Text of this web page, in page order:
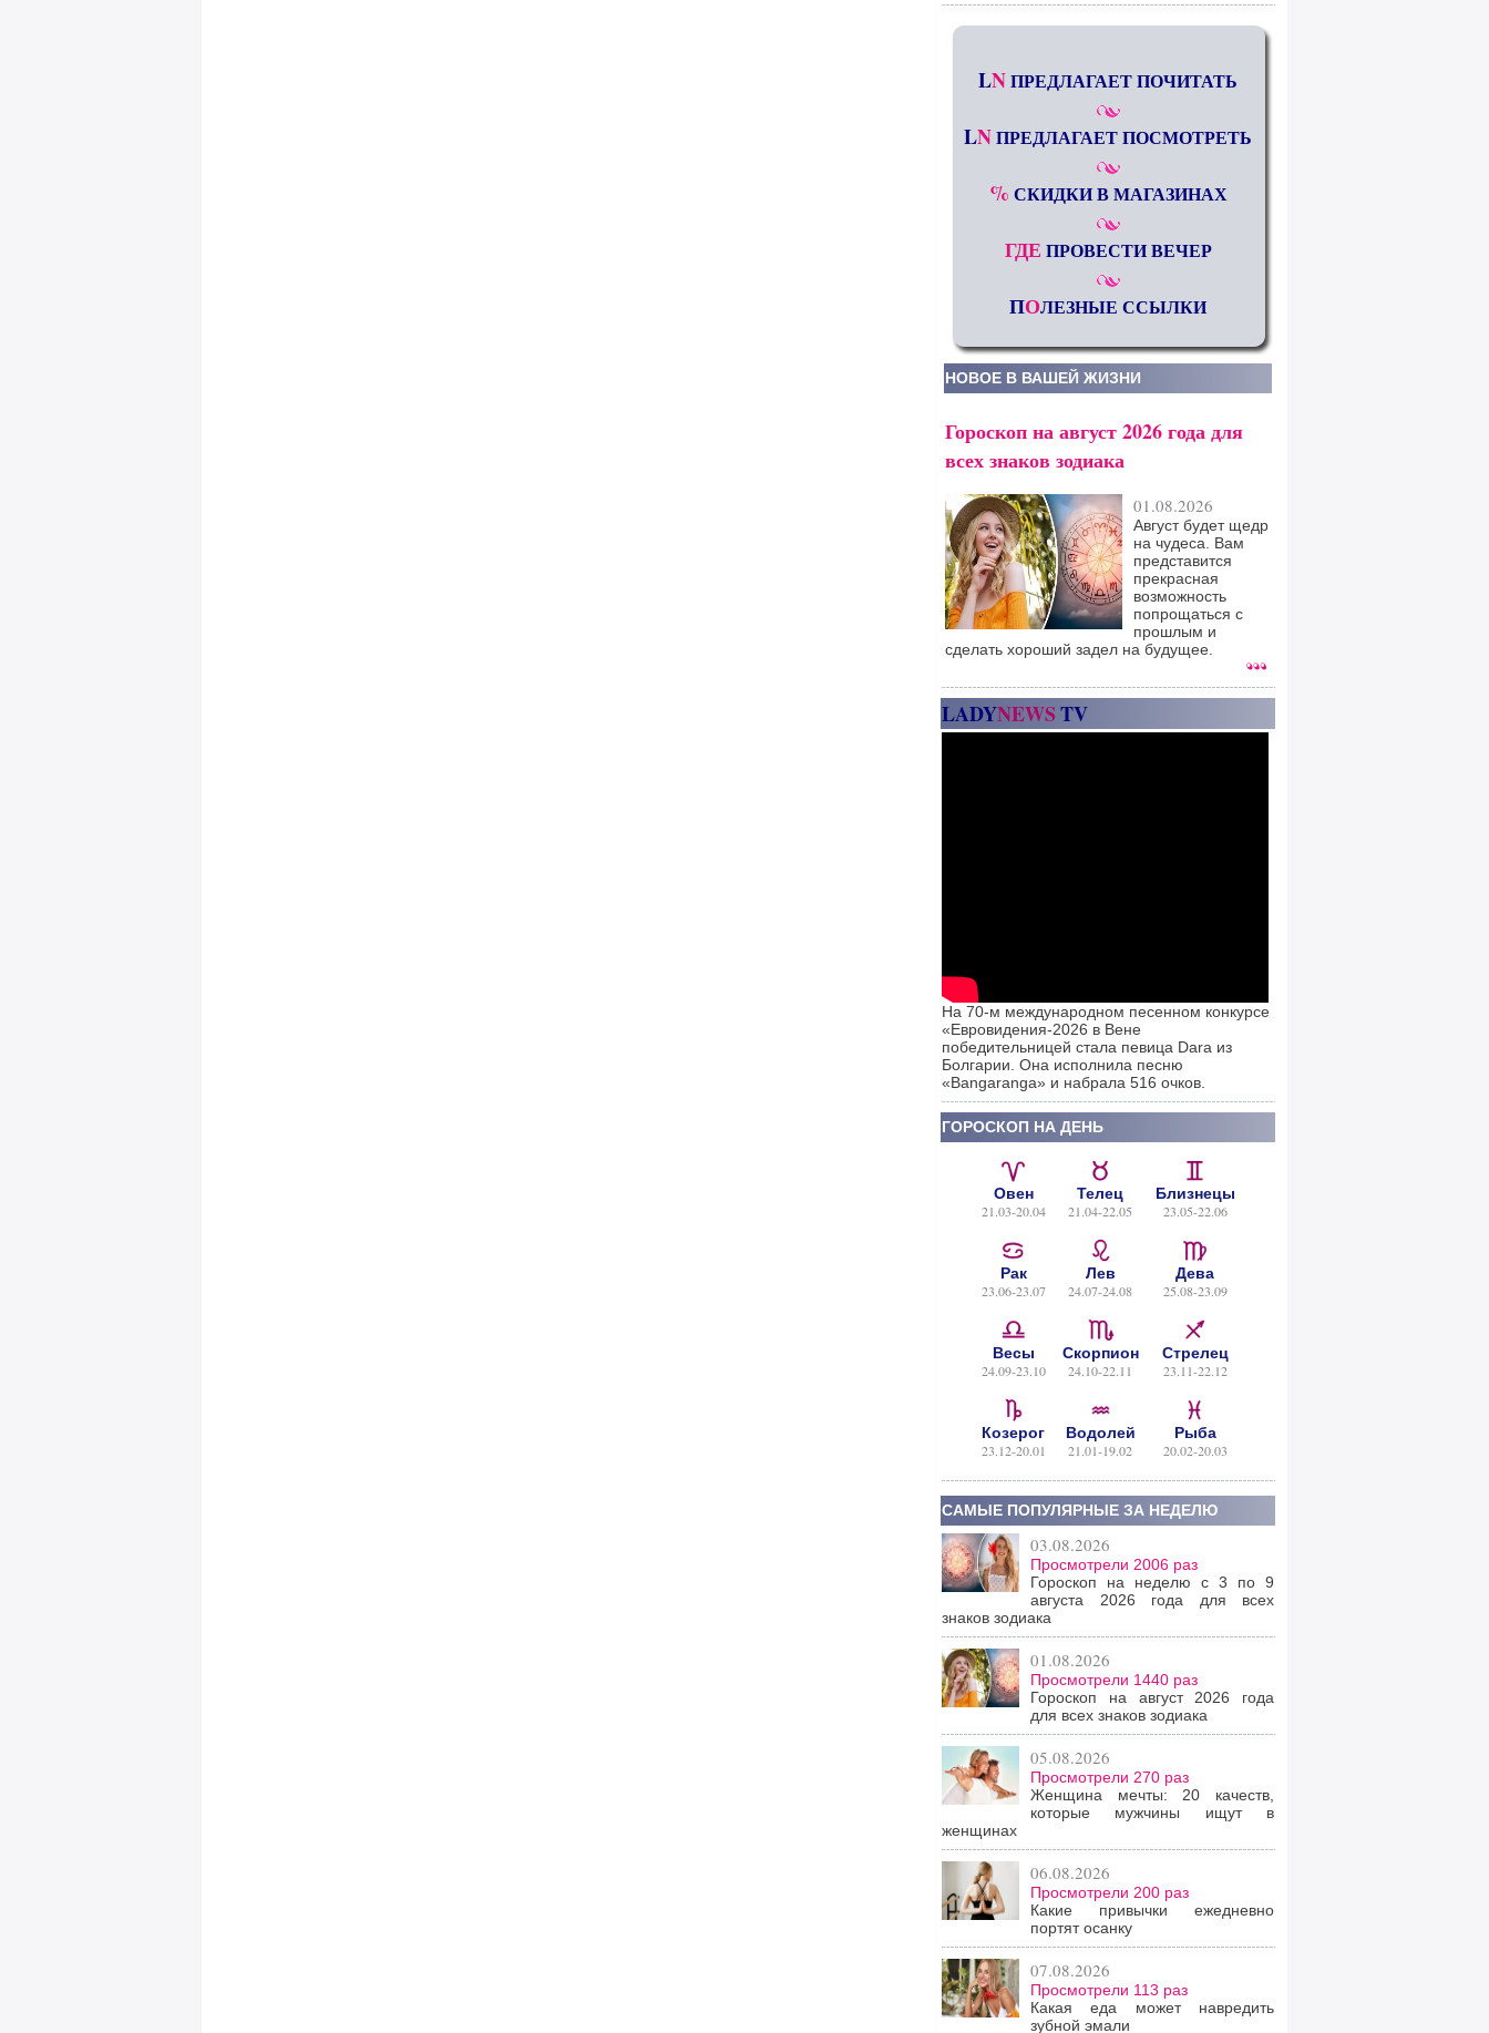
LNПРЕДЛАГАЕТ ПОЧИТАТЬ
LNПРЕДЛАГАЕТ ПОСМОТРЕТЬ
% СКИДКИ В МАГАЗИНАХ
ГДЕ ПРОВЕСТИ ВЕЧЕР
ПОЛЕЗНЫЕ ССЫЛКИ
НОВОЕ В ВАШЕЙ ЖИЗНИ
Гороскоп на август 2026 года для
всех знаков зодиака
01.08.2026
Август будет щедр
на чудеса. Вам
представится
прекрасная
возможность
попрощаться с
прошлым и
сделать хороший задел на будущее.
LADYNEWSTV
На 70-м международном песенном конкурсе
«Евровидения-2026 в Вене
победительницей стала певица Dara из
Болгарии. Она исполнила песню
«Bangaranga» и набрала 516 очков.
ГОРОСКОП НА ДЕНЬ
Овен
21.03-20.04
Телец
21.04-22.05
Близнецы
23.05-22.06
Рак
23.06-23.07
Лев
24.07-24.08
Дева
25.08-23.09
Весы
24.09-23.10
Скорпион
24.10-22.11
Стрелец
23.11-22.12
Козерог
23.12-20.01
Водолей
21.01-19.02
Рыба
20.02-20.03
САМЫЕ ПОПУЛЯРНЫЕ ЗА НЕДЕЛЮ
03.08.2026
Просмотрели 2006 раз
Гороскоп на неделю с 3 по 9
августа 2026 года для всех
знаков зодиака
01.08.2026
Просмотрели 1440 раз
Гороскоп на август 2026 года
для всех знаков зодиака
05.08.2026
Просмотрели 270 раз
Женщина мечты: 20 качеств,
которые мужчины ищут в
женщинах
06.08.2026
Просмотрели 200 раз
Какие привычки ежедневно
портят осанку
07.08.2026
Просмотрели 113 раз
Какая еда может навредить
зубной эмали